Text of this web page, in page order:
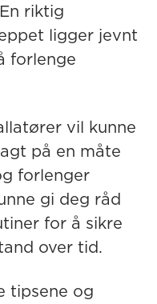
riktig
ligger jevnt
forlenge
vil kunne
på en måte
forlenger
gi deg råd
for å sikre
over tid.
tipsene og